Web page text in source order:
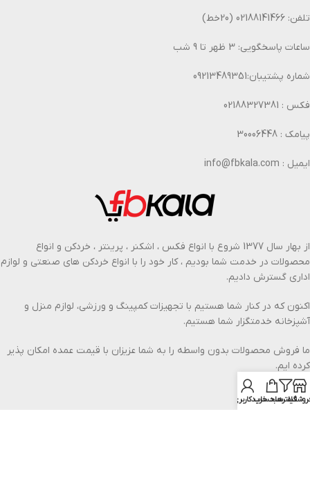
تلفن: 02188141466 (20خط)
ساعات پاسخگویی: 3 ظهر تا 9 شب
شماره پشتیبان:09213489351
فکس : 02188327381
پیامک : 30006448
ایمیل : info@fbkala.com
از بهار سال 1377 شروع با انواع فکس ، اشکنر ، پرینتر ، خردکن و انواع
محصولات در خدمت شما بودیم ، کار خود را با انواع خردکن های صنعتی و لوازم
اداری گسترش دادیم.
اکنون که در کنار شما هستیم با تجهیزات کمپینگ و ورزشی، لوازم منزل و
آشپزخانه خدمتگزار شما هستیم.
ما فروش محصولات بدون واسطه را به شما عزیزان با قیمت عمده امکان پذیر
کرده ایم.
بیشتر از ما بدانید
فیلترهاسبد خرید
حساب کاربری من